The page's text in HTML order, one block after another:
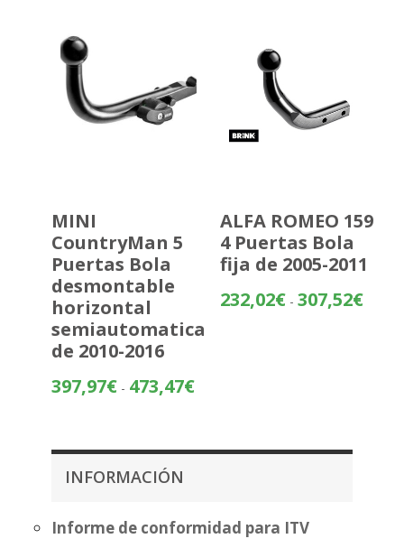
MINI
CountryMan 5
Puertas Bola
desmontable
horizontal
semiautomatica
de 2010-2016
397,97€ - 473,47€Rango
ALFA ROMEO 159
4 Puertas Bola
fija de 2005-2011
232,02€ - 307,52€Rango
INFORMACIÓN
Informe de conformidad para ITV